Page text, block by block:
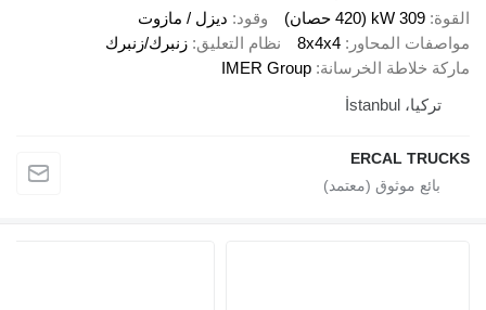
القوة 309 kW (420 حصان) وقود ديزل / مازوت
مواصفات المحاور
8x4x4 نظام التعليق زنبرك/زنبرك
ماركة خلاطة الخرسانة IMER Group
تركيا، İstanbul
ERCAL TRUCKS